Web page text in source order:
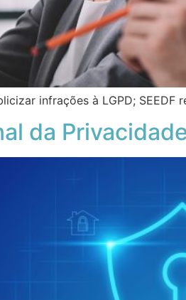
infrações à LGPD; SEEDF
da